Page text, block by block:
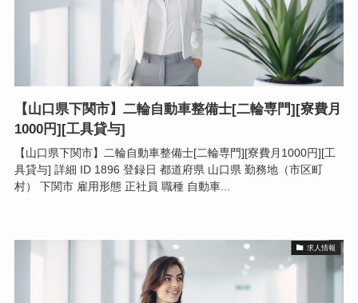
【山口県下関市】二輪自動車整備士[二輪専門][寮費月
1000円][工具貸与]
【山口県下関市】二輪自動車整備士[二輪専門][寮費月1000円][工
具貸与] 詳細 ID 1896 登録日 都道府県 山口県 勤務地（市区町
村） 下関市 雇用形態 正社員 職種 自動車...
求人情報